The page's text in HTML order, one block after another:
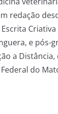
redação
e pós-
a
do